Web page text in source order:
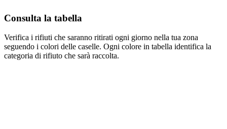
Consulta la tabella
Verifica i rifiuti che saranno ritirati ogni giorno nella tua zona
seguendo i colori delle caselle. Ogni colore in tabella identifica la
categoria di rifiuto che sarà raccolta.